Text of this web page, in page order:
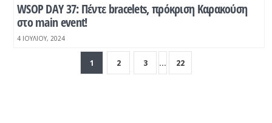
WSOP DAY 37: Πέντε bracelets, πρόκριση Καρακούση
στο main event!
4 ΙΟΥΛΊΟΥ, 2024
1 2 3 ... 22